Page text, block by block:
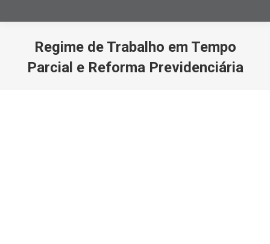
Regime de Trabalho em Tempo
Parcial e Reforma Previdenciária